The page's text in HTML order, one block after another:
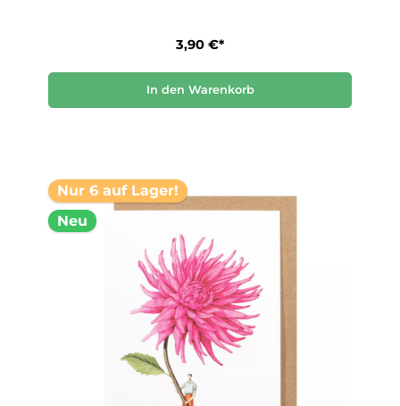
3,90 €*
In den Warenkorb
Nur 6 auf Lager!
Neu